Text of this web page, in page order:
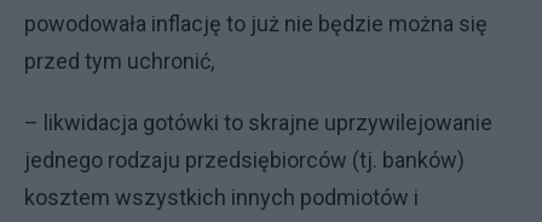
powodowała inflację to już nie będzie można się
przed tym uchronić,
– likwidacja gotówki to skrajne uprzywilejowanie
jednego rodzaju przedsiębiorców (tj. banków)
kosztem wszystkich innych podmiotów i